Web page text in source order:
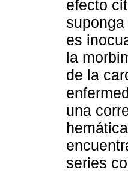
efecto
es
la
de la
una
series